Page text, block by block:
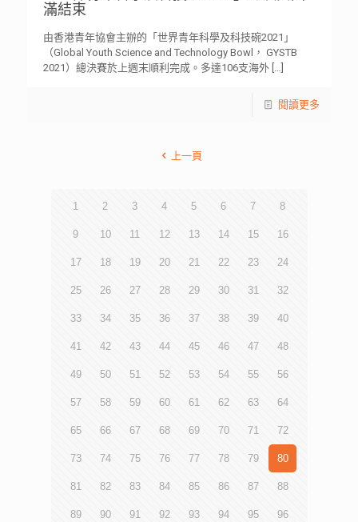
滿結束
由香港青年協會主辦的「世界青年科學及科技碗2021」
（Global Youth Science and Technology Bowl， GYSTB
2021）總決賽於上週末順利完成。多達106支海外[…]
閱讀更多
上一頁
1 2 3 4 5 6 7 8
9 10 11 12 13 14 15 16
17 18 19 20 21 22 23 24
25 26 27 28 29 30 31 32
33 34 35 36 37 38 39 40
41 42 43 44 45 46 47 48
49 50 51 52 53 54 55 56
57 58 59 60 61 62 63 64
65 66 67 68 69 70 71 72
73 74 75 76 77 78 79 80
81 82 83 84 85 86 87 88
89 90 91 92 93 94 95 96